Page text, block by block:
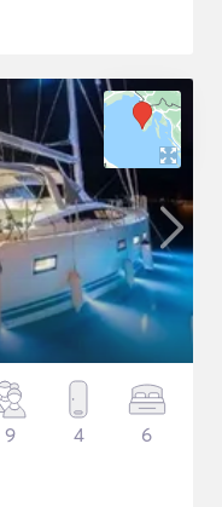
9 4 6